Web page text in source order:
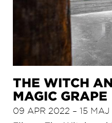
THE WITCH
MAGIC GRAPE
09 APR 2022 – 15